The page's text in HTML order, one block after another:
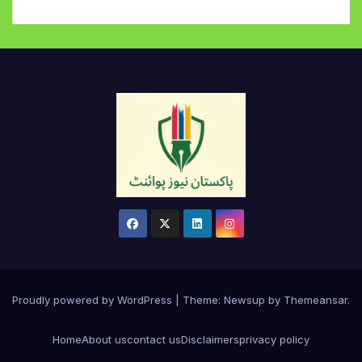
Proudly powered by WordPress Theme: Newsup by Themeansar.
HomeAbout uscontact usDisclaimersprivacy policy